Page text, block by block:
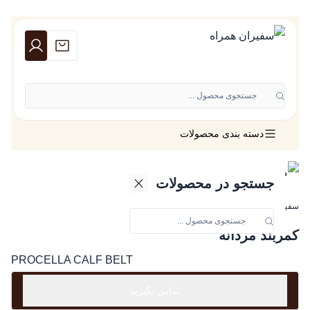
جستجوی محصول ...
جستجو در محصولات
دسته بندی محصولات
سفیران همراه»لوازم جانبی ورتو»کمربند مردانه
کمربند مردانه
PROCELLA CALF BELT